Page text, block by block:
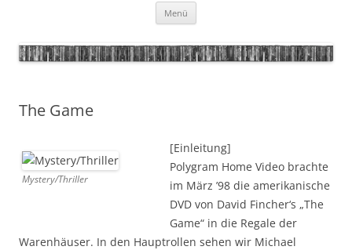
Menü
The Game
Mystery/Thriller
[Einleitung]
Polygram Home Video brachte
im März ’98 die amerikanische
DVD von David Fincher‘s „The
Game“ in die Regale der
Warenhäuser. In den Hauptrollen sehen wir Michael